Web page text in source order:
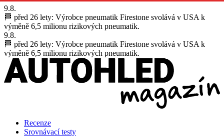
9.8.
🏁 před 26 lety: Výrobce pneumatik Firestone svolává v USA k
výměně 6,5 milionu rizikových pneumatik.
9.8.
🏁 před 26 lety: Výrobce pneumatik Firestone svolává v USA k
výměně 6,5 milionu rizikových pneumatik.
Recenze
Srovnávací testy